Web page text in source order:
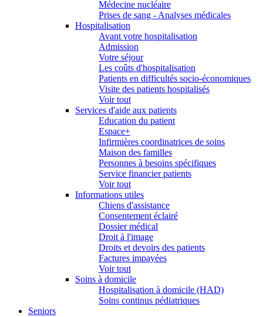
Médecine nucléaire
Prises de sang - Analyses médicales
Hospitalisation
Avant votre hospitalisation
Admission
Votre séjour
Les coûts d'hospitalisation
Patients en difficultés socio-économiques
Visite des patients hospitalisés
Voir tout
Services d'aide aux patients
Education du patient
Espace+
Infirmières coordinatrices de soins
Maison des familles
Personnes à besoins spécifiques
Service financier patients
Voir tout
Informations utiles
Chiens d'assistance
Consentement éclairé
Dossier médical
Droit à l'image
Droits et devoirs des patients
Factures impayées
Voir tout
Soins à domicile
Hospitalisation à domicile (HAD)
Soins continus pédiatriques
Seniors